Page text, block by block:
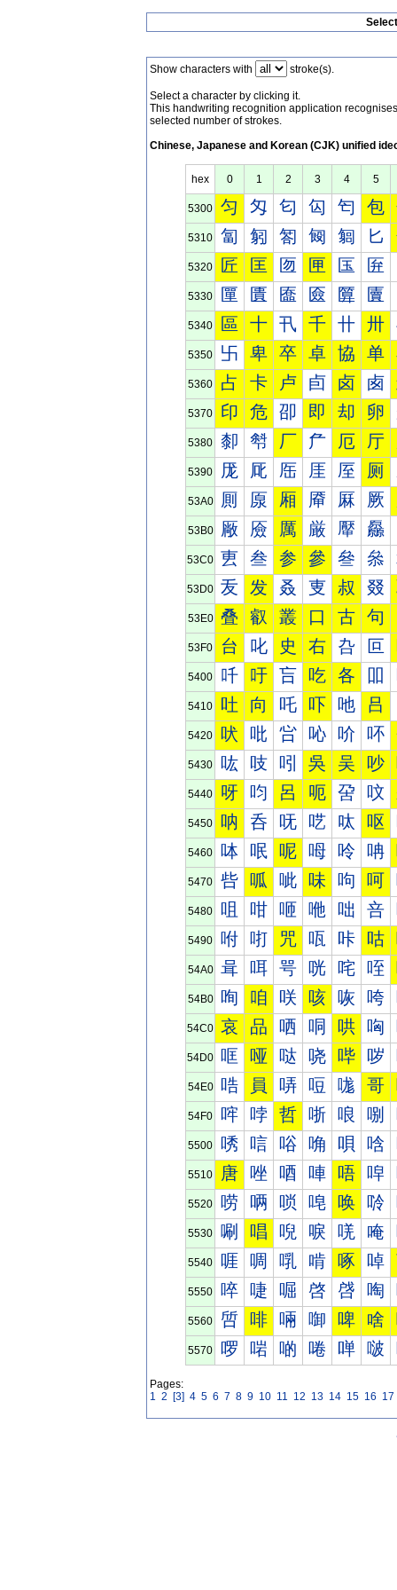
Show characters with stroke(s).
Select a character by clicking it.
This handwriting recognition application
selected number of strokes.
Chinese, Japanese and Korean (CJK) unified
hex 0 1 2 3 4 5
5300 匀 匁 匂 匃 匄 包
5310 匐 匑 匒 匓 匔 匕
5320 匠 匡 匢 匣 匤 匥
5330 匰 匱 匲 匳 匴 匵
5340 區 十 卂 千 卄 卅
5350 卐 卑 卒 卓 協 单
5360 占 卡 卢 卣 卤 卥
5370 印 危 卲 即 却 卵
5380 厀 厁 厂 厃 厄 厅
5390 厐 厑 厒 厓 厔 厕
53A0 厠 厡 厢 厣 厤 厥
53B0 厰 厱 厲 厳 厴 厵
53C0 叀 叁 参 參 叄 叅
53D0 叐 发 叒 叓 叔 叕
53E0 叠 叡 叢 口 古 句
53F0 台 叱 史 右 叴 叵
5400 吀 吁 吂 吃 各 吅
5410 吐 向 吒 吓 吔 吕
5420 吠 吡 吢 吣 吤 吥
5430 吰 吱 吲 吳 吴 吵
5440 呀 呁 呂 呃 呄 呅
5450 呐 呑 呒 呓 呔 呕
5460 呠 呡 呢 呣 呤 呥
5470 呰 呱 呲 味 呴 呵
5480 咀 咁 咂 咃 咄 咅
5490 咐 咑 咒 咓 咔 咕
54A0 咠 咡 咢 咣 咤 咥
54B0 咰 咱 咲 咳 咴 咵
54C0 哀 品 哂 哃 哄 哅
54D0 哐 哑 哒 哓 哔 哕
54E0 哠 員 哢 哣 哤 哥
54F0 哰 哱 哲 哳 哴 哵
5500 唀 唁 唂 唃 唄 唅
5510 唐 唑 唒 唓 唔 唕
5520 唠 唡 唢 唣 唤 唥
5530 唰 唱 唲 唳 唴 唵
5540 啀 啁 啂 啃 啄 啅
5550 啐 啑 啒 啓 啔 啕
5560 啠 啡 啢 啣 啤 啥
5570 啰 啱 啲 啳 啴 啵
Pages:
1 2 [3] 4 5 6 7 8 9 10 11 12 13 14 15 16 17